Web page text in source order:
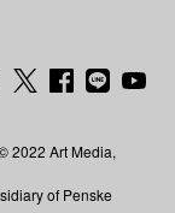
2022 Art Media,
of Penske